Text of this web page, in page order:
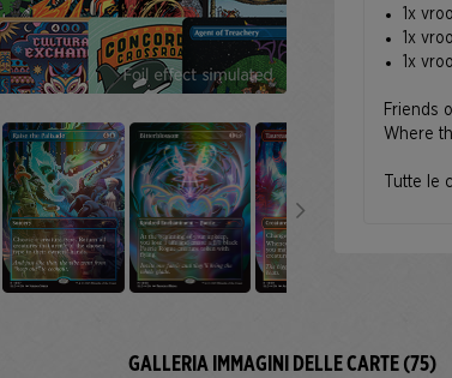
1x
1x
1x
Friends
Where
Tutte le
GALLERIA IMMAGINI DELLE CARTE (75)